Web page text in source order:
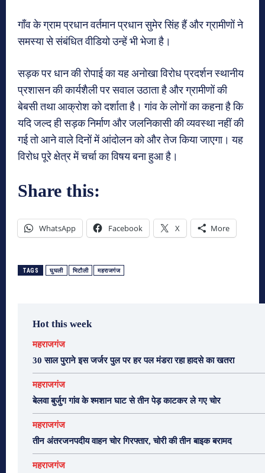
गाँव के ग्राम प्रधान वर्तमान प्रधान सुमेर सिंह हैं और ग्रामीणों ने
समस्या से संबंधित वीडियो उन्हें भी भेजा है।
सड़क पर धान की रोपाई का यह अनोखा विरोध प्रदर्शन स्थानीय
प्रशासन की कार्यशैली पर सवाल उठाता है और ग्रामीणों की
बेबसी तथा आक्रोश को दर्शाता है। गांव के लोगों का कहना है कि
यदि जल्द ही सड़क निर्माण और जलनिकासी की व्यवस्था नहीं की
गई तो आने वाले दिनों में आंदोलन को और तेज किया जाएगा। यह
विरोध पूरे क्षेत्र में चर्चा का विषय बना हुआ है।
Share this:
WhatsApp Facebook X More
TAGS घुघली भिटौली महराजगंज
Hot this week
महराजगंज
30 साल पुराने इस जर्जर पुल पर हर पल मंडरा रहा हादसे का खतरा
महराजगंज
बेलवा बुर्जुग गांव के श्मशान घाट से तीन पेड़ काटकर ले गए चोर
महराजगंज
तीन अंतरजनपदीय वाहन चोर गिरफ्तार, चोरी की तीन बाइक बरामद
महराजगंज